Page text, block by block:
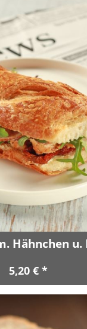
Hähnchen u.
5,20 € *